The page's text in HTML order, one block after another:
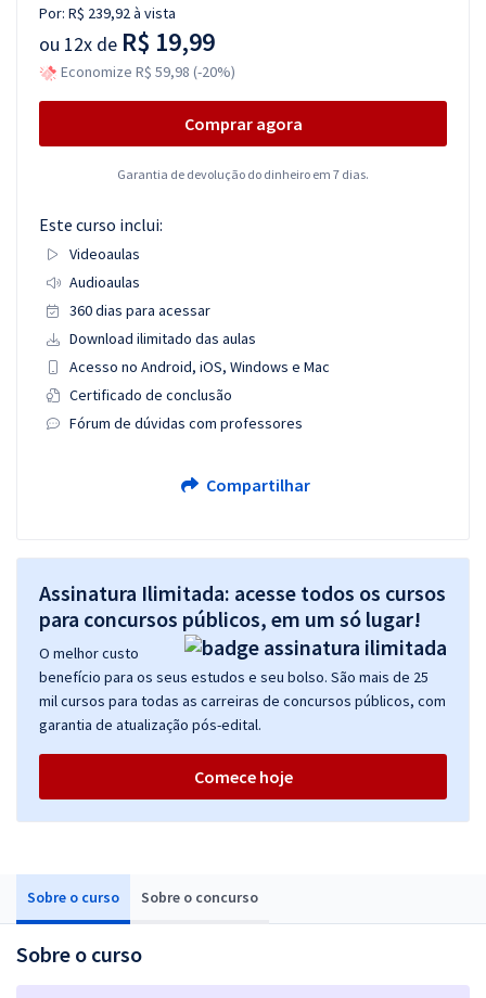
Sobre o curso Sobre o concurso
Sobre o curso
Por: R$ 239,92à vista
ou 12x de R$ 19,99
Economize R$ 59,98 (-20%)
Comprar agora
Garantia de devolução do dinheiro em 7 dias.
Este curso inclui:
Videoaulas
Audioaulas
360 dias para acessar
Download ilimitado das aulas
Acesso no Android, iOS, Windows e Mac
Certificado de conclusão
Fórum de dúvidas com professores
Compartilhar
Assinatura Ilimitada: acesse todos os cursos
para concursos públicos, em um só lugar!
O melhor custo
benefício para os seus estudos e seu bolso. São mais de 25
mil cursos para todas as carreiras de concursos públicos, com
garantia de atualização pós-edital.
Comece hoje